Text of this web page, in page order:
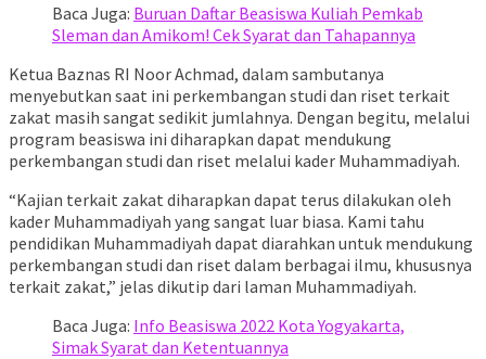
Baca Juga: Buruan Daftar Beasiswa Kuliah Pemkab
Sleman dan Amikom! Cek Syarat dan Tahapannya
Ketua Baznas RI Noor Achmad, dalam sambutanya
menyebutkan saat ini perkembangan studi dan riset terkait
zakat masih sangat sedikit jumlahnya. Dengan begitu, melalui
program beasiswa ini diharapkan dapat mendukung
perkembangan studi dan riset melalui kader Muhammadiyah.
“Kajian terkait zakat diharapkan dapat terus dilakukan oleh
kader Muhammadiyah yang sangat luar biasa. Kami tahu
pendidikan Muhammadiyah dapat diarahkan untuk mendukung
perkembangan studi dan riset dalam berbagai ilmu, khususnya
terkait zakat,” jelas dikutip dari laman Muhammadiyah.
Baca Juga: Info Beasiswa 2022 Kota Yogyakarta,
Simak Syarat dan Ketentuannya